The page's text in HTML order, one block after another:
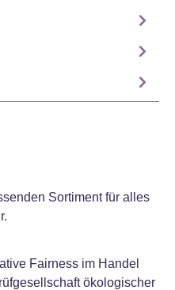
Sortiment für alles
Fairness im Handel
ökologischer